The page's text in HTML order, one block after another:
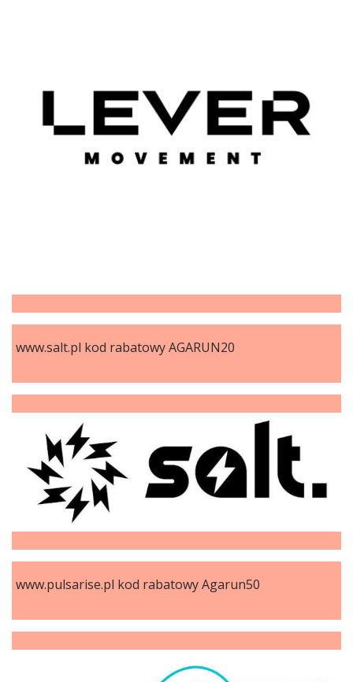
www.salt.pl kod rabatowy AGARUN20
www.pulsarise.pl kod rabatowy Agarun50